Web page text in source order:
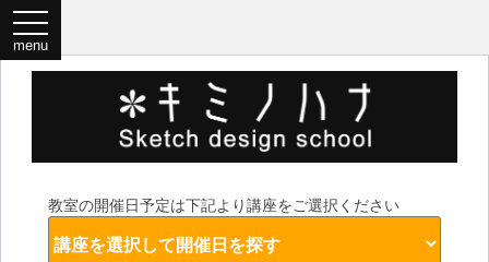
教室の開催日予定は下記より講座をご選択ください